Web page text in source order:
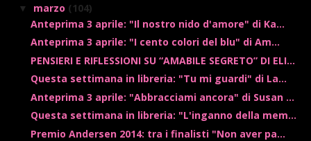
▼ marzo (104)
Anteprima 3 aprile: "Il nostro nido d'amore" di Ka...
Anteprima 3 aprile: "I cento colori del blu" di Am...
PENSIERI E RIFLESSIONI SU “AMABILE SEGRETO” DI ELI...
Questa settimana in libreria: "Tu mi guardi" di La...
Anteprima 3 aprile: "Abbracciami ancora" di Susan ...
Questa settimana in libreria: "L'inganno della mem...
Premio Andersen 2014: tra i finalisti "Non aver pa...